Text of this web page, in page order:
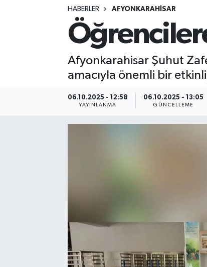
HABERLER AFYONKARAHISAR
Afyonkarahisar Şuhut
amacıyla önemli bir
06.10.2025 - 12:58
YAYINLANMA
06.10.2025 - 13:05
GÜNCELLEME